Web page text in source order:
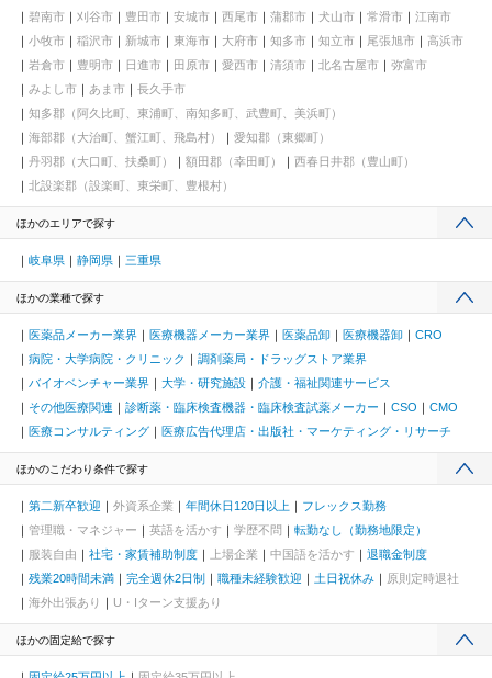
碧南市
刈谷市 豊田市 安城市 西尾市 蒲郡市 犬山市 常滑市
江南市
小牧市
稲沢市 新城市 東海市 大府市 知多市 知立市 尾張旭市
高浜市
岩倉市
豊明市 日進市 田原市 愛西市 清須市 北名古屋市
弥富市
みよし市
あま市
長久手市
知多郡（阿久比町、東浦町、南知多町、武豊町、美浜町）
海部郡（大治町、蟹江町、飛島村）
愛知郡（東郷町）
丹羽郡（大口町、扶桑町）
額田郡（幸田町）
西春日井郡（豊山町）
北設楽郡（設楽町、東栄町、豊根村）
ほかのエリアで探す
岐阜県 静岡県 三重県
ほかの業種で探す
医薬品メーカー業界 医療機器メーカー業界 医薬品卸 医療機器卸
CRO
病院・大学病院・クリニック
調剤薬局・ドラッグストア業界
バイオベンチャー業界
大学・研究施設
介護・福祉関連サービス
その他医療関連
診断薬・臨床検査機器・臨床検査試薬メーカー CSO
CMO
医療コンサルティング
医療広告代理店・出版社・マーケティング・リサーチ
ほかのこだわり条件で探す
第二新卒歓迎 外資系企業 年間休日120日以上
フレックス勤務
管理職・マネジャー
英語を活かす 学歴不問
転勤なし（勤務地限定）
服装自由
社宅・家賃補助制度 上場企業 中国語を活かす
退職金制度
残業20時間未満
完全週休2日制 職種未経験歓迎 土日祝休み
原則定時退社
海外出張あり
U・Iターン支援あり
ほかの固定給で探す